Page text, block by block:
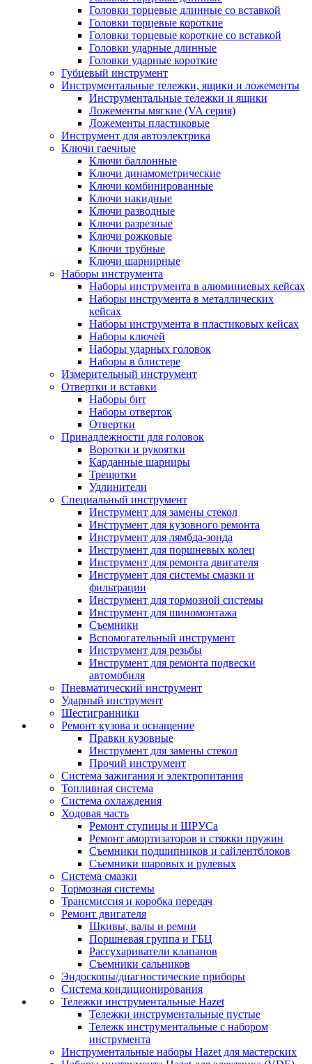
Головки торцевые длинные со вставкой
Головки торцевые короткие
Головки торцевые короткие со вставкой
Головки ударные длинные
Головки ударные короткие
Губцевый инструмент
Инструментальные тележки, ящики и ложементы
Инструментальные тележки и ящики
Ложементы мягкие (VA серия)
Ложементы пластиковые
Инструмент для автоэлектрика
Ключи гаечные
Ключи баллонные
Ключи динамометрические
Ключи комбинированные
Ключи накидные
Ключи разводные
Ключи разрезные
Ключи рожковые
Ключи трубные
Ключи шарнирные
Наборы инструмента
Наборы инструмента в алюминиевых кейсах
Наборы инструмента в металлических
кейсах
Наборы инструмента в пластиковых кейсах
Наборы ключей
Наборы ударных головок
Наборы в блистере
Измерительный инструмент
Отвертки и вставки
Наборы бит
Наборы отверток
Отвертки
Принадлежности для головок
Воротки и рукоятки
Карданные шарниры
Трещотки
Удлинители
Специальный инструмент
Инструмент для замены стекол
Инструмент для кузовного ремонта
Инструмент для лямбда-зонда
Инструмент для поршневых колец
Инструмент для ремонта двигателя
Инструмент для системы смазки и
фильтрации
Инструмент для тормозной системы
Инструмент для шиномонтажа
Съемники
Вспомогательный инструмент
Инструмент для резьбы
Инструмент для ремонта подвески
автомобиля
Пневматический инструмент
Ударный инструмент
Шестигранники
Ремонт кузова и оснащение
Правки кузовные
Инструмент для замены стекол
Прочий инструмент
Система зажигания и электропитания
Топливная система
Система охлаждения
Ходовая часть
Ремонт ступицы и ШРУСа
Ремонт амортизаторов и стяжки пружин
Съемники подшипников и сайлентблоков
Съемники шаровых и рулевых
Система смазки
Тормозная системы
Трансмиссия и коробка передач
Ремонт двигателя
Шкивы, валы и ремни
Поршневая группа и ГБЦ
Рассухариватели клапанов
Съемники сальников
Эндоскопы/диагностические приборы
Система кондиционирования
Тележки инструментальные Hazet
Тележки инструментальные пустые
Тележк инструментальные с набором
инструмента
Инструментальные наборы Hazet для мастерских